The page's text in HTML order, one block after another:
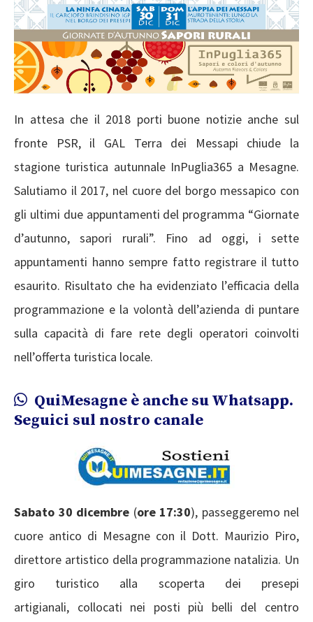
In attesa che il 2018 porti buone notizie anche sul
fronte PSR, il GAL Terra dei Messapi chiude la
stagione turistica autunnale InPuglia365 a Mesagne.
Salutiamo il 2017, nel cuore del borgo messapico con
gli ultimi due appuntamenti del programma “Giornate
d’autunno, sapori rurali”. Fino ad oggi, i sette
appuntamenti hanno sempre fatto registrare il tutto
esaurito. Risultato che ha evidenziato l’efficacia della
programmazione e la volontà dell’azienda di puntare
sulla capacità di fare rete degli operatori coinvolti
nell’offerta turistica locale.
QuiMesagne è anche su Whatsapp.
Seguici sul nostro canale
Sabato 30 dicembre (ore 17:30), passeggeremo nel
cuore antico di Mesagne con il Dott. Maurizio Piro,
direttore artistico della programmazione natalizia. Un
giro turistico alla scoperta dei presepi
artigianali, collocati nei posti più belli del centro